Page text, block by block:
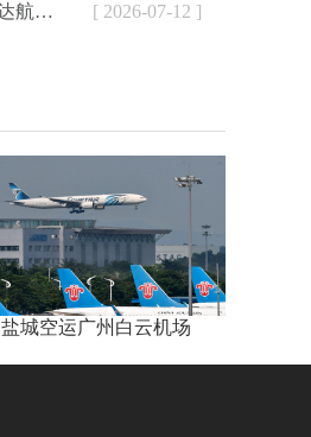
配大湾区、闽南、海南产业需求，当天达航空快递为外贸、生鲜、制造企业提供加急空运解决方案 [ 2026-07-12 ]
盐城空运广州白云机场